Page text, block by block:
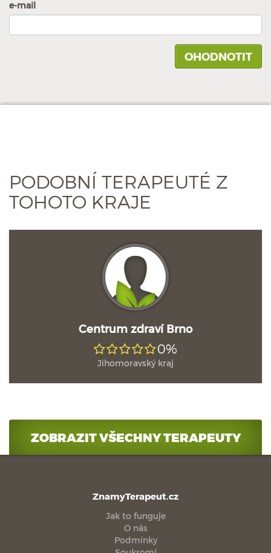
e-mail
PODOBNÍ TERAPEUTÉ Z
TOHOTO KRAJE
Centrum zdraví Brno
0%
Jihomoravský kraj
ZOBRAZIT VŠECHNY TERAPEUTY
ZnamyTerapeut.cz
Jak to funguje
O nás
Podmínky